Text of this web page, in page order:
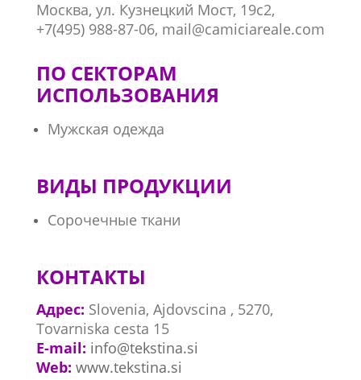
Москва, ул. Кузнецкий Мост, 19с2,
+7(495) 988-87-06, mail@camiciareale.com
ПО СЕКТОРАМ
ИСПОЛЬЗОВАНИЯ
Мужская одежда
ВИДЫ ПРОДУКЦИИ
Сорочечные ткани
КОНТАКТЫ
Адрес: Slovenia, Ajdovscina , 5270,
Tovarniska cesta 15
E-mail: info@tekstina.si
Web: www.tekstina.si